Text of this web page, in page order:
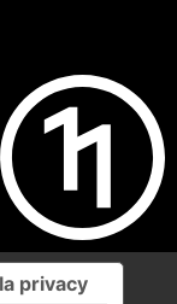
privacy